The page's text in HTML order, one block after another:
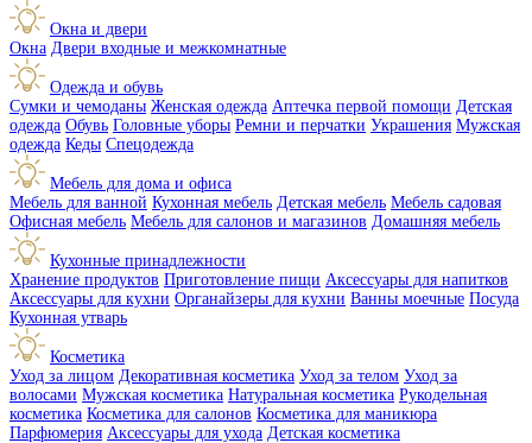
Окна и двери
Окна Двери входные и межкомнатные
Одежда и обувь
Сумки и чемоданы Женская одежда Аптечка первой помощи Детская
одежда Обувь Головные уборы Ремни и перчатки Украшения Мужская
одежда Кеды Спецодежда
Мебель для дома и офиса
Мебель для ванной Кухонная мебель Детская мебель Мебель садовая
Офисная мебель Мебель для салонов и магазинов Домашняя мебель
Кухонные принадлежности
Хранение продуктов Приготовление пищи Аксессуары для напитков
Аксессуары для кухни Органайзеры для кухни Ванны моечные Посуда
Кухонная утварь
Косметика
Уход за лицом Декоративная косметика Уход за телом Уход за
волосами Мужская косметика Натуральная косметика Рукодельная
косметика Косметика для салонов Косметика для маникюра
Парфюмерия Аксессуары для ухода Детская косметика